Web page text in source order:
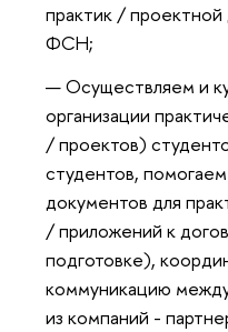
практик / проектной
ФСН;
Осуществляем и
организации
/ проектов)
студентов,
документов для
/ приложений к
подготовке),
коммуникацию
из компаний -